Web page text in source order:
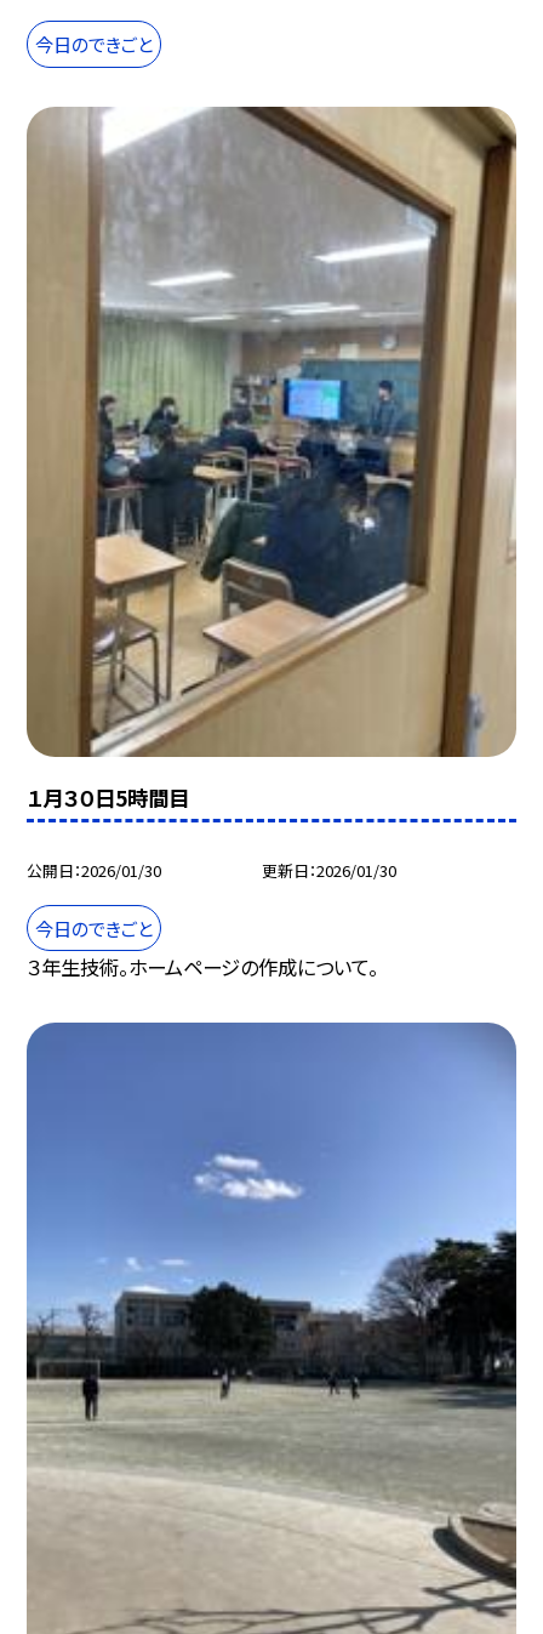
今日のできごと
１月３０日5時間目
公開日 2026/01/30 更新日 2026/01/30
今日のできごと
３年生技術。ホームページの作成について。